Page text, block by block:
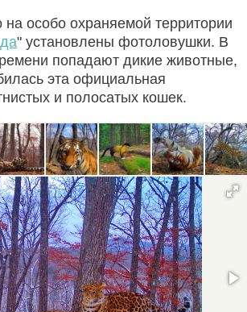
на особо охраняемой территории
" установлены фотоловушки. В
попадают дикие животные,
эта официальная
и полосатых кошек.